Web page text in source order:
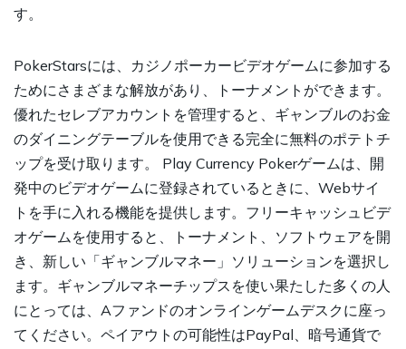
す。
PokerStarsには、カジノポーカービデオゲームに参加する
ためにさまざまな解放があり、トーナメントができます。
優れたセレブアカウントを管理すると、ギャンブルのお金
のダイニングテーブルを使用できる完全に無料のポテトチ
ップを受け取ります。 Play Currency Pokerゲームは、開
発中のビデオゲームに登録されているときに、Webサイ
トを手に入れる機能を提供します。フリーキャッシュビデ
オゲームを使用すると、トーナメント、ソフトウェアを開
き、新しい「ギャンブルマネー」ソリューションを選択し
ます。ギャンブルマネーチップスを使い果たした多くの人
にとっては、Aファンドのオンラインゲームデスクに座っ
てください。ペイアウトの可能性はPayPal、暗号通貨で